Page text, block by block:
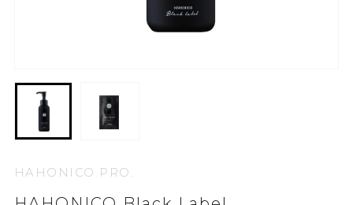
HAHONICO PRO.